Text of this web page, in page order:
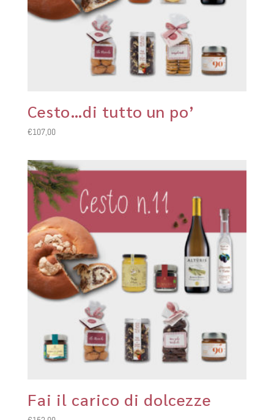
Cesto…di tutto un po’
€107,00
Fai il carico di dolcezze